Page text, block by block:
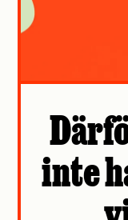
inte